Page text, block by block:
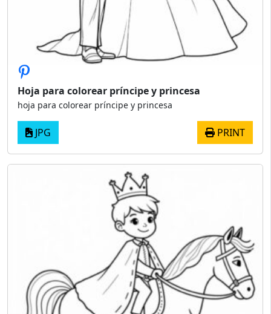
Hoja para colorear príncipe y princesa
hoja para colorear príncipe y princesa
JPG PRINT